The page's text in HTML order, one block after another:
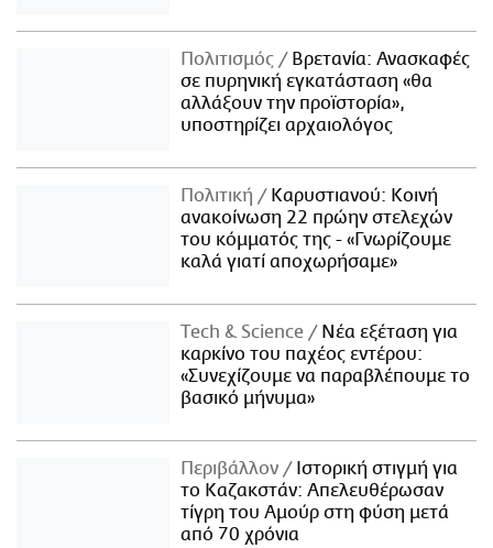
Πολιτισμός
Βρετανία: Ανασκαφές
σε πυρηνική εγκατάσταση «θα
αλλάξουν την προϊστορία»,
υποστηρίζει αρχαιολόγος
Πολιτική
Καρυστιανού: Κοινή
ανακοίνωση 22 πρώην στελεχών
του κόμματός της - «Γνωρίζουμε
καλά γιατί αποχωρήσαμε»
Τech & Science
Νέα εξέταση για
καρκίνο του παχέος εντέρου:
«Συνεχίζουμε να παραβλέπουμε το
βασικό μήνυμα»
Περιβάλλον
Ιστορική στιγμή για
το Καζακστάν: Απελευθέρωσαν
τίγρη του Αμούρ στη φύση μετά
από 70 χρόνια